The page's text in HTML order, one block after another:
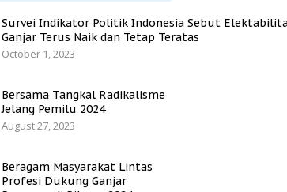
Survei Indikator Politik Indonesia Sebut
Ganjar Terus Naik dan Tetap Teratas
October 1, 2023
Bersama Tangkal Radikalisme
Jelang Pemilu 2024
August 27, 2023
Beragam Masyarakat Lintas
Profesi Dukung Ganjar